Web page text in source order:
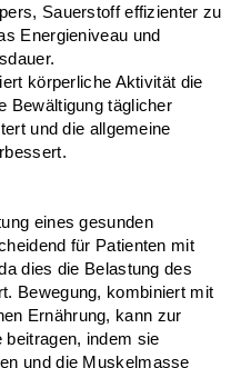
Sauerstoff effizienter zu
Energieniveau und
körperliche Aktivität die
Bewältigung täglicher
und die allgemeine
eines gesunden
für Patienten mit
dies die Belastung des
Bewegung, kombiniert mit
Ernährung, kann zur
indem sie
und die Muskelmasse